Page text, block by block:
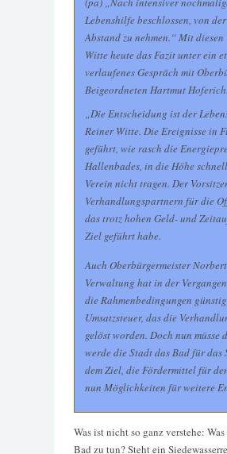
Lebenshilfe beschlossen, von
Abstand zu nehmen.“ Mit
Witte heute das Fazit unter ein
verlaufenes Gespräch mit
Beigeordneten Hartmut
„Die Entscheidung ist der
Reiner Witte. Die Ereignisse in
geführt, wie rasch die
Hallenbades, in die Höhe
Verein nicht tragen. Der
Verhandlungspartnern für die
das trotz hohen Geld- und
Ziel geführt habe.
Auch Oberbürgermeister
Verwaltung hat in der
die Rahmenbedingungen
Umsatzsteuer, das die
gelöst worden. Doch nun
werde die Stadt das Bad für
dem Ziel, die Fördermittel für
nun Möglichkeiten für weitere
Was ist nicht so ganz verstehe:
Bad zu tun? Steht ein